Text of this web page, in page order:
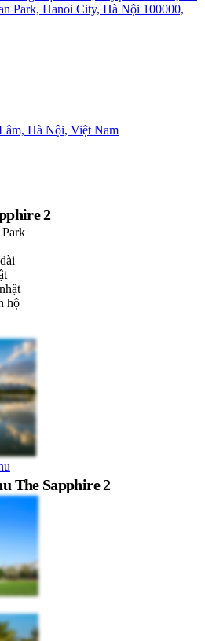
Park, Hanoi City, Hà Nội 100000,
Hà Nội, Việt Nam
2
hộ
The Sapphire 2